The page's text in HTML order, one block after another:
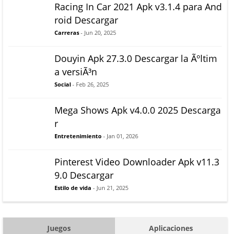
Racing In Car 2021 Apk v3.1.4 para And
roid Descargar
Carreras - Jun 20, 2025
Douyin Apk 27.3.0 Descargar la Ãºltim
a versiÃ³n
Social - Feb 26, 2025
Mega Shows Apk v4.0.0 2025 Descarga
r
Entretenimiento - Jan 01, 2026
Pinterest Video Downloader Apk v11.3
9.0 Descargar
Estilo de vida - Jun 21, 2025
Juegos Aplicaciones